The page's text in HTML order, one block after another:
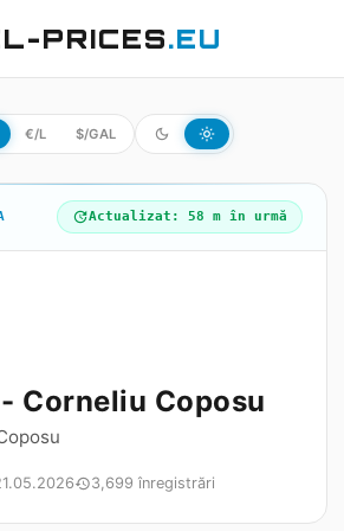
PRICES.EU
€/L $/GAL dark_mode light_mode
updateActualizat: 58 m în urmă
Corneliu Coposu
history3,699 înregistrări